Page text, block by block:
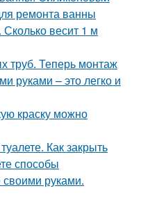
ремонта ванны
весит 1 м
труб. Теперь монтаж
руками – это легко и
краску можно
Как закрыть
способы
своими руками.